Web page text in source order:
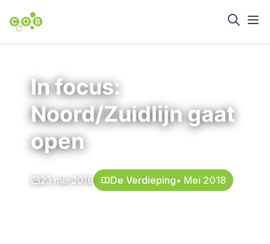
In focus:
Noord/Zuidlijn gaat
open
23 mei 2018 De Verdieping• Mei 2018